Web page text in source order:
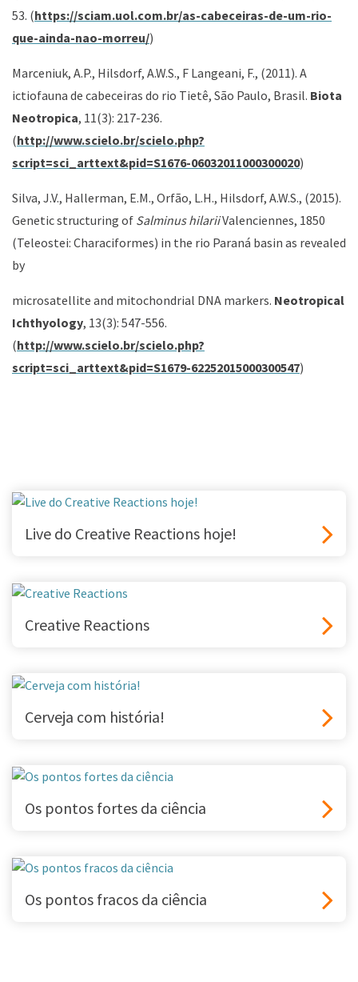
53. (https://sciam.uol.com.br/as-cabeceiras-de-um-rio-
que-ainda-nao-morreu/)
Marceniuk, A.P., Hilsdorf, A.W.S., F Langeani, F., (2011). A
ictiofauna de cabeceiras do rio Tietê, São Paulo, Brasil. Biota
Neotropica, 11(3): 217-236.
(http://www.scielo.br/scielo.php?
script=sci_arttext&pid=S1676-06032011000300020)
Silva, J.V., Hallerman, E.M., Orfão, L.H., Hilsdorf, A.W.S., (2015).
Genetic structuring of Salminus hilariiValenciennes, 1850
(Teleostei: Characiformes) in the rio Paraná basin as revealed
by
microsatellite and mitochondrial DNA markers. Neotropical
Ichthyology, 13(3): 547-556.
(http://www.scielo.br/scielo.php?
script=sci_arttext&pid=S1679-62252015000300547)
Live do Creative Reactions hoje!
Creative Reactions
Cerveja com história!
Os pontos fortes da ciência
Os pontos fracos da ciência